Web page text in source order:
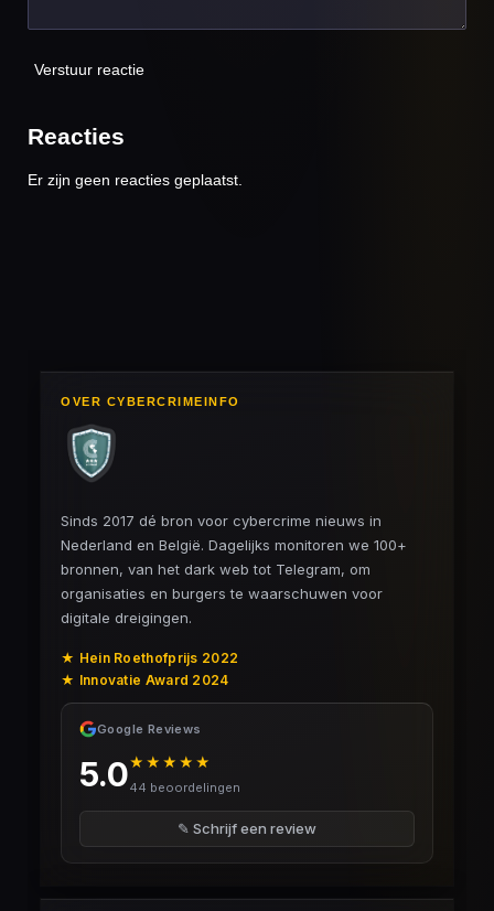
Verstuur reactie
Reacties
Er zijn geen reacties geplaatst.
OVER CYBERCRIMEINFO
Sinds 2017 dé bron voor cybercrime nieuws in
Nederland en België. Dagelijks monitoren we 100+
bronnen, van het dark web tot Telegram, om
organisaties en burgers te waarschuwen voor
digitale dreigingen.
★ Hein Roethofprijs 2022
★ Innovatie Award 2024
Google Reviews
5.0★★★★★
44 beoordelingen
✎ Schrijf een review